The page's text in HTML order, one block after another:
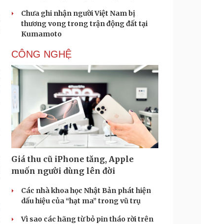
Chưa ghi nhận người Việt Nam bị
thương vong trong trận động đất tại
Kumamoto
CÔNG NGHỆ
Giá thu cũ iPhone tăng, Apple
muốn người dùng lên đời
Các nhà khoa học Nhật Bản phát hiện
dấu hiệu của “hạt ma” trong vũ trụ
Vì sao các hãng từ bỏ pin tháo rời trên